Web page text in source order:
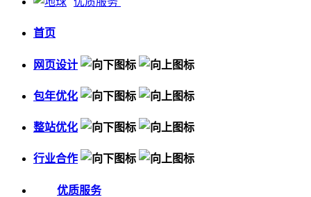
首页
网页设计
包年优化
整站优化
行业合作
优质服务